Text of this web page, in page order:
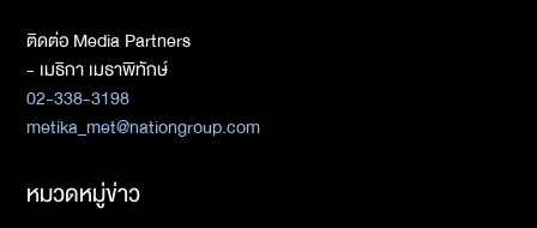
ติดต่อ Media Partners
- เมธิกา เมธาพิทักษ์
02-338-3198
metika_met@nationgroup.com
หมวดหมู่ข่าว